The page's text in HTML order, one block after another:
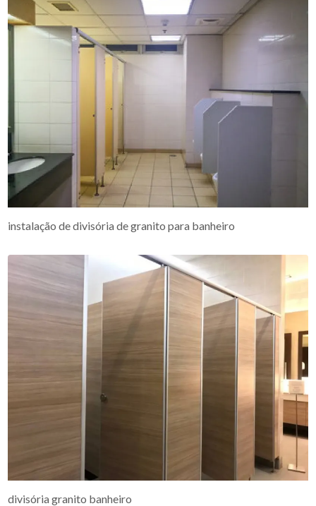
instalação de divisória de granito para banheiro
divisória granito banheiro